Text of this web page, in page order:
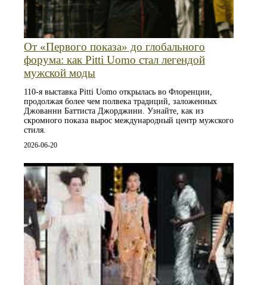
От «Первого показа» до глобального
форума: как Pitti Uomo стал легендой
мужской моды
110‑я выставка Pitti Uomo открылась во Флоренции,
продолжая более чем полвека традиций, заложенных
Джованни Баттиста Джорджини. Узнайте, как из
скромного показа вырос международный центр мужского
стиля.
2026-06-20